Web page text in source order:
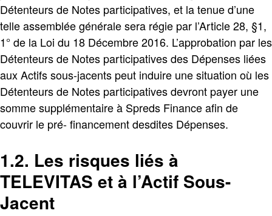
Détenteurs de Notes participatives, et la tenue d’une
telle assemblée générale sera régie par l’Article 28, §1,
1° de la Loi du 18 Décembre 2016. L’approbation par les
Détenteurs de Notes participatives des Dépenses liées
aux Actifs sous-jacents peut induire une situation où les
Détenteurs de Notes participatives devront payer une
somme supplémentaire à Spreds Finance afin de
couvrir le pré- financement desdites Dépenses.
1.2. Les risques liés à
TELEVITAS et à l’Actif Sous-
Jacent